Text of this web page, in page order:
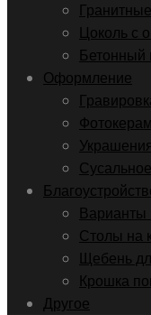
Цоколь с
Бетонный
Оформление
Варианты
Столы на
Щебень
Крошка
Другое